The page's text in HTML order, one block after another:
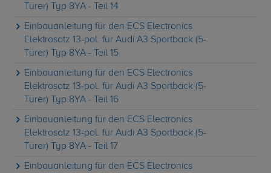
Türer) Typ 8YA - Teil 14
Einbauanleitung für den ECS Electronics
Elektrosatz 13-pol. für Audi A3 Sportback (5-
Türer) Typ 8YA - Teil 15
Einbauanleitung für den ECS Electronics
Elektrosatz 13-pol. für Audi A3 Sportback (5-
Türer) Typ 8YA - Teil 16
Einbauanleitung für den ECS Electronics
Elektrosatz 13-pol. für Audi A3 Sportback (5-
Türer) Typ 8YA - Teil 17
Einbauanleitung für den ECS Electronics